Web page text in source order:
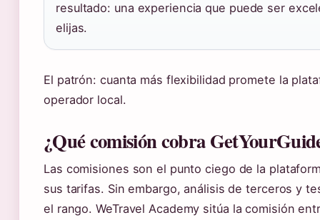
resultado: una experiencia que puede ser
elijas.
El patrón: cuanta más flexibilidad promete la
operador local.
¿Qué comisión cobra
Las comisiones son el punto ciego de la
sus tarifas. Sin embargo, análisis de terceros y
el rango. WeTravel Academy sitúa la comisión